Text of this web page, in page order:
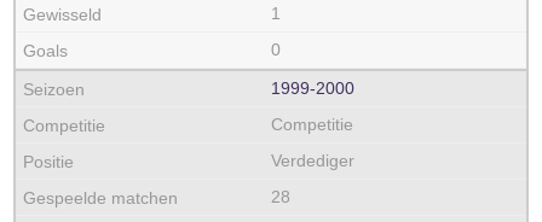
1
0
1999‑2000
Competitie
Verdediger
28